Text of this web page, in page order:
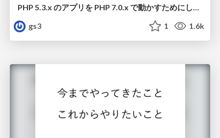
PHP 5.3.x のアプリを PHP 7.0.x で動かすためにした n 個のこと
gs3
1 1.6k